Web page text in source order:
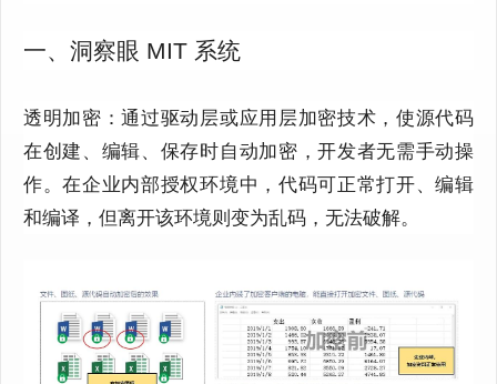
一、洞察眼 MIT 系统
透明加密：通过驱动层或应用层加密技术，使源代码
在创建、编辑、保存时自动加密，开发者无需手动操
作。在企业内部授权环境中，代码可正常打开、编辑
和编译，但离开该环境则变为乱码，无法破解。